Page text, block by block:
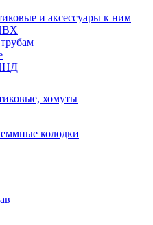
и аксессуары к ним
хомуты
колодки